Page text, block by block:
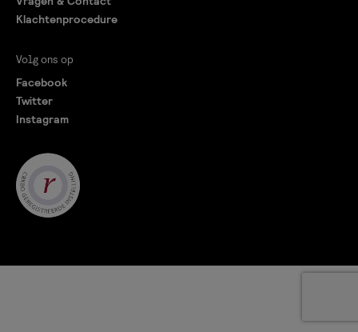
Klachtenprocedure
Volg ons op
Facebook
Twitter
Instagram